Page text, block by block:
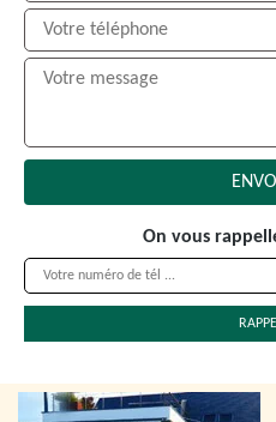
On vous